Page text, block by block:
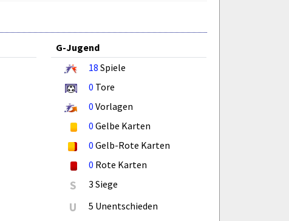
G-Jugend
18 Spiele
0 Tore
0 Vorlagen
0 Gelbe Karten
0 Gelb-Rote Karten
0 Rote Karten
S 3 Siege
U 5 Unentschieden